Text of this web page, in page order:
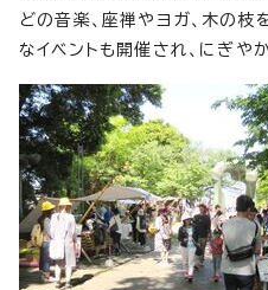
どの音楽、座禅やヨガ、木の枝
なイベントも開催され、にぎや